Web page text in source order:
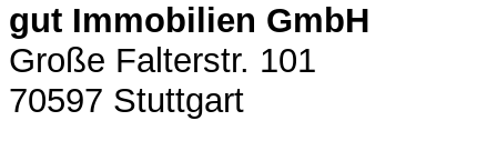
gut Immobilien GmbH
Große Falterstr. 101
70597 Stuttgart